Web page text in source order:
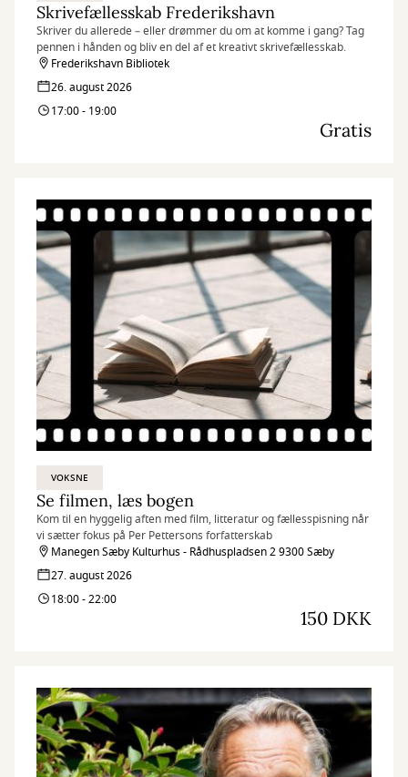
Skrivefællesskab Frederikshavn
Skriver du allerede – eller drømmer du om at komme i gang? Tag
pennen i hånden og bliv en del af et kreativt skrivefællesskab.
Frederikshavn Bibliotek
26. august 2026
17:00 - 19:00
Gratis
VOKSNE
Se filmen, læs bogen
Kom til en hyggelig aften med film, litteratur og fællesspisning når
vi sætter fokus på Per Pettersons forfatterskab
Manegen Sæby Kulturhus - Rådhuspladsen 2 9300 Sæby
27. august 2026
18:00 - 22:00
150 DKK